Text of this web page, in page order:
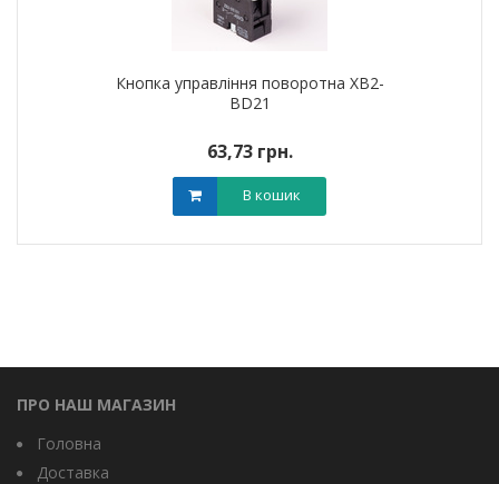
Кнопка управління поворотна XB2-
BD21
63,73 грн.
В кошик
ПРО НАШ МАГАЗИН
Головна
Доставка